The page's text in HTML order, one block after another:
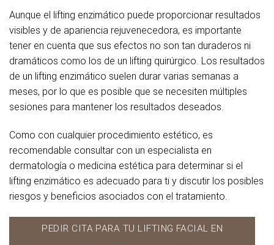
Aunque el lifting enzimático puede proporcionar resultados
visibles y de apariencia rejuvenecedora, es importante
tener en cuenta que sus efectos no son tan duraderos ni
dramáticos como los de un lifting quirúrgico. Los resultados
de un lifting enzimático suelen durar varias semanas a
meses, por lo que es posible que se necesiten múltiples
sesiones para mantener los resultados deseados.
Como con cualquier procedimiento estético, es
recomendable consultar con un especialista en
dermatología o medicina estética para determinar si el
lifting enzimático es adecuado para ti y discutir los posibles
riesgos y beneficios asociados con el tratamiento.
PEDIR CITA PARA TU LIFTING FACIAL EN